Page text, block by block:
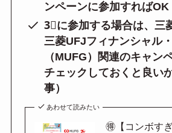
ンペーンに参加すればOK
3⃣に参加する場合は、三
三菱UFJフィナンシャル
（MUFG）関連のキャン
チェックしておくと良い
事）
あわせて読みたい
🉐【コンボす